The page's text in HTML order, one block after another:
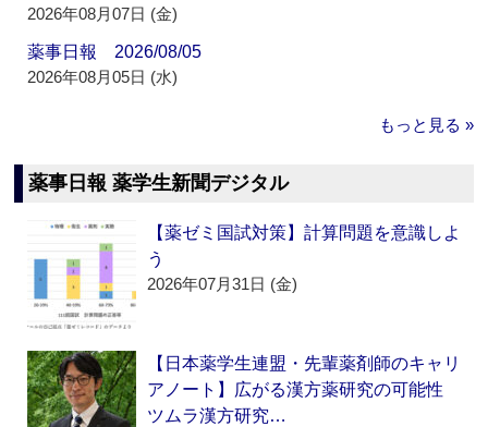
2026年08月07日 (金)
薬事日報 2026/08/05
2026年08月05日 (水)
もっと見る »
薬事日報 薬学生新聞デジタル
【薬ゼミ国試対策】計算問題を意識しよ
う
2026年07月31日 (金)
【日本薬学生連盟・先輩薬剤師のキャリ
アノート】広がる漢方薬研究の可能性
ツムラ漢方研究…